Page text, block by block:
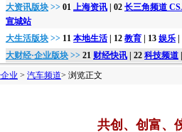
大资讯版块 >> 01 上海资讯 | 02 长三角频道
宣城站
大生活版块 >> 11 本地生活 | 12 教育 | 13 娱乐
大财经·企业版块 >> 21 财经快讯 | 22 科技频道
业 > 汽车频道> 浏览正文
共创、创富、